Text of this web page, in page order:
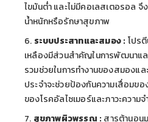
ไขมันต่ำ และไม่มีคอเลสเตอรอล
น้ำหนักหรือรักษาสุขภาพ
ระบบประสาทและสมอง : โปร
เหลืองมีส่วนสำคัญในการพัฒนาแ
รวมช่วยในการทำงานของสมองแล
ประจำจะช่วยป้องกันความเสื่อมข
ของโรคอัลไซเมอร์และภาวะความ
สุขภาพผิวพรรณ : สารต้านอนุ